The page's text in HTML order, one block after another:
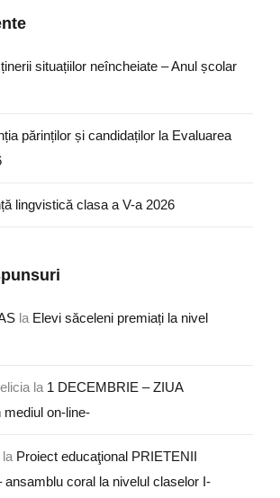
situațiilor neîncheiate – Anul școlar
părinților și candidaților la Evaluarea
lingvistică clasa a V-a 2026
la Elevi săceleni premiați la nivel
la 1 DECEMBRIE – ZIUA
on-line-
Proiect educaţional PRIETENII
coral la nivelul claselor I-